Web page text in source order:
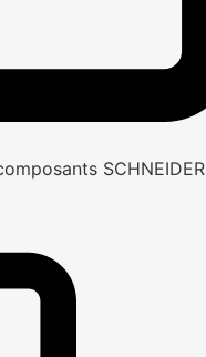
SCHNEIDER